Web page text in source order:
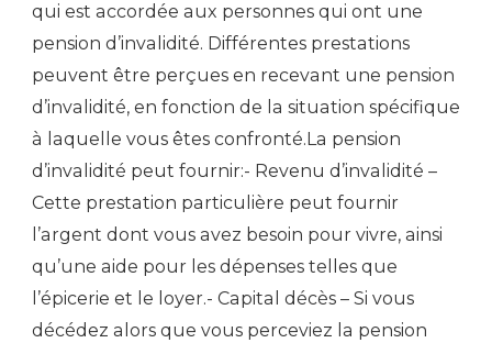
qui est accordée aux personnes qui ont une
pension d’invalidité. Différentes prestations
peuvent être perçues en recevant une pension
d’invalidité, en fonction de la situation spécifique
à laquelle vous êtes confronté.La pension
d’invalidité peut fournir:- Revenu d’invalidité –
Cette prestation particulière peut fournir
l’argent dont vous avez besoin pour vivre, ainsi
qu’une aide pour les dépenses telles que
l’épicerie et le loyer.- Capital décès – Si vous
décédez alors que vous perceviez la pension